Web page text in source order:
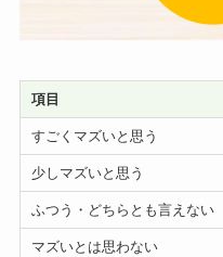
項目
すごくマズいと思う
少しマズいと思う
ふつう・どちらとも言えない
マズいとは思わない